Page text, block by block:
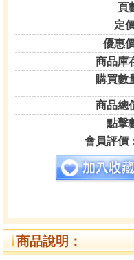
頁
定
優惠
商品庫
購買數
商品總
點擊
會員評價
商品說明：